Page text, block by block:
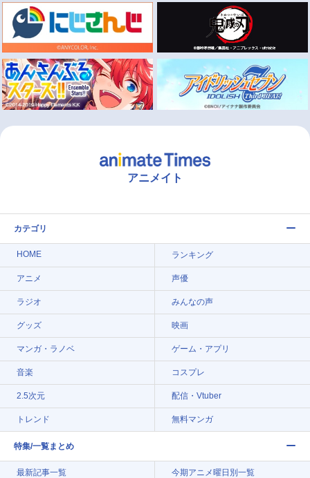
アニメイト
カテゴリ
HOME ランキング
アニメ 声優
ラジオ みんなの声
グッズ 映画
マンガ・ラノベ ゲーム・アプリ
音楽 コスプレ
2.5次元 配信・Vtuber
トレンド 無料マンガ
特集/一覧まとめ
最新記事一覧 今期アニメ曜日別一覧